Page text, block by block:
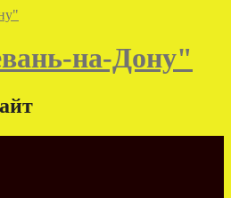
на-Дону"